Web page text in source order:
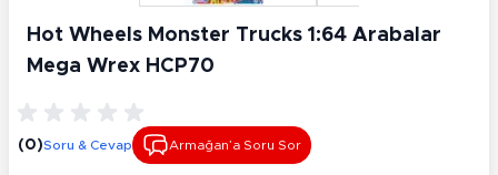
Hot Wheels Monster Trucks 1:64 Arabalar
Mega Wrex HCP70
(0)Soru & Cevap Armağan’a Soru Sor